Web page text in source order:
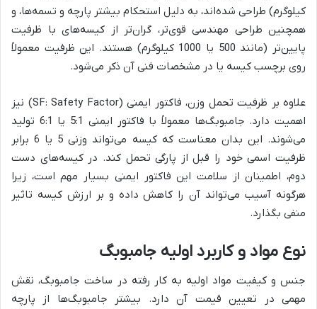
کیلوگرم) طراحی شده‌اند، به دلیل استحکام بیشتر پارچه و تسمه‌ها، و
همچنین طراحی مهندسی قوی‌تر، گران‌تر از کیسه‌های با ظرفیت
پایین‌تر (مانند 500 یا 1000 کیلوگرم) هستند. این ظرفیت معمولاً
روی برچسب کیسه یا در مشخصات فنی آن ذکر می‌شود.
علاوه بر ظرفیت تحمل وزن، فاکتور ایمنی (SF: Safety Factor) نیز
اهمیت دارد. جامبوبگ‌ها معمولاً با فاکتور ایمنی 5:1 یا 6:1 تولید
می‌شوند. این بدان معناست که کیسه می‌تواند وزنی 5 یا 6 برابر
ظرفیت اسمی خود را قبل از پارگی تحمل کند. در کیسه‌های دست
دوم، اطمینان از سلامت این فاکتور ایمنی بسیار مهم است، زیرا
هرگونه آسیب می‌تواند آن را کاهش داده و بر ارزش کیسه تاثیر
منفی بگذارد.
نوع مواد و کاربرد اولیه جامبوبگ
جنس و کیفیت مواد اولیه به کار رفته در ساخت جامبوبگ، نقش
مهمی در تعیین قیمت آن دارد. بیشتر جامبوبگ‌ها از پارچه